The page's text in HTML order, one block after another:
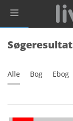
Alle Bog Ebog